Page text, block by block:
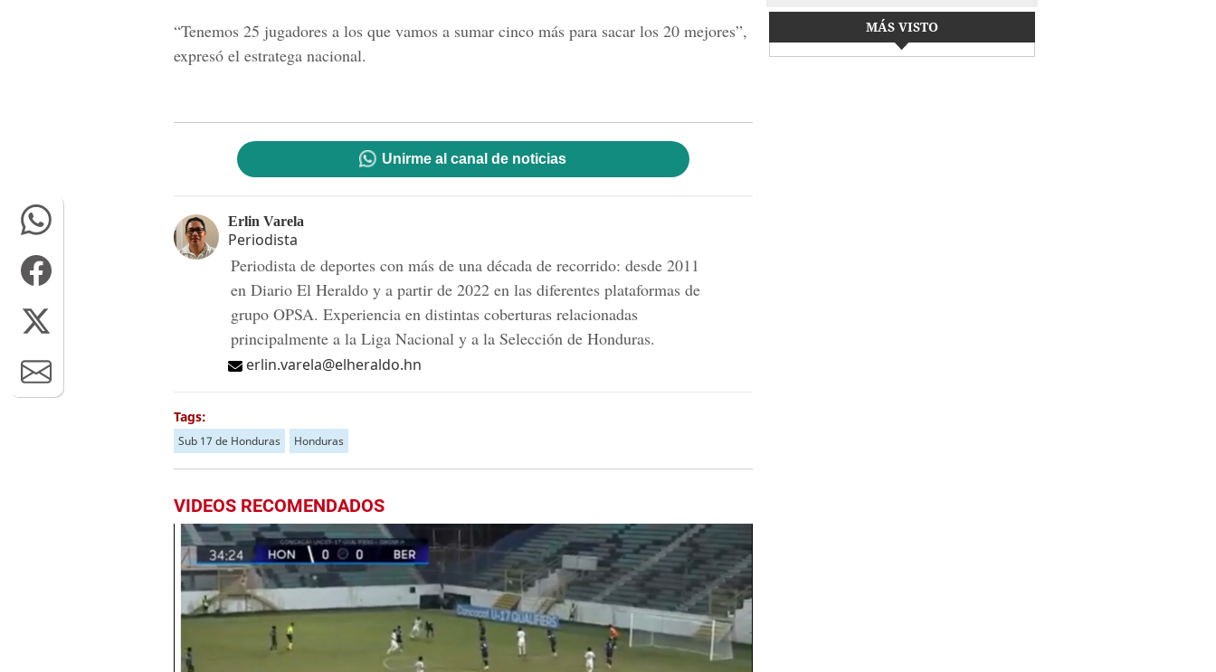
“Tenemos 25 jugadores a los que vamos a sumar cinco más para sacar los 20 mejores”,
expresó el estratega nacional.
Unirme al canal de noticias
Erlin Varela
Periodista
Periodista de deportes con más de una década de recorrido: desde 2011
en Diario El Heraldo y a partir de 2022 en las diferentes plataformas de
grupo OPSA. Experiencia en distintas coberturas relacionadas
principalmente a la Liga Nacional y a la Selección de Honduras.
erlin.varela@elheraldo.hn
Tags:
Sub 17 de Honduras Honduras
VIDEOS RECOMENDADOS
MÁS VISTO